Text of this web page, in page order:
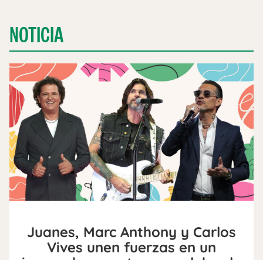
NOTICIA
Juanes, Marc Anthony y Carlos
Vives unen fuerzas en un